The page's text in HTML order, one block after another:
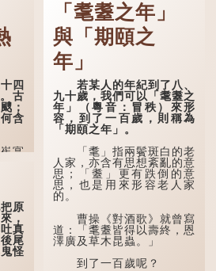
四
古
；
含
寔
，
到
在
俗
不
是
立
略
。
原
，
真
尾
怪
「耄耋之年」
與「期頤之
年」
若某人的年紀到了八、
九十歲，我們可以「耄耋之
年」（粵音：冒秩）來形
容，到了一百歲，則稱為
「期頤之年」。
「耄」指兩鬢斑白的老
人家，亦含有思想紊亂的意
思；「耋」更有跌倒的意
思，也是用來形容老人家
的。
曹操《對酒歌》就曾寫
道：「耄耋皆得以壽終，恩
澤廣及草木昆蟲。」
到了一百歲呢？